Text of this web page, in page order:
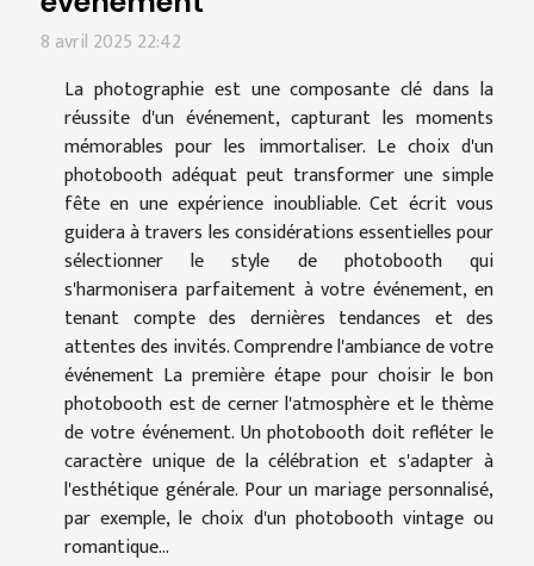
8 avril 2025 22:42
La photographie est une composante clé dans la
réussite d'un événement, capturant les moments
mémorables pour les immortaliser. Le choix d'un
photobooth adéquat peut transformer une simple
fête en une expérience inoubliable. Cet écrit vous
guidera à travers les considérations essentielles pour
sélectionner le style de photobooth qui
s'harmonisera parfaitement à votre événement, en
tenant compte des dernières tendances et des
attentes des invités. Comprendre l'ambiance de votre
événement La première étape pour choisir le bon
photobooth est de cerner l'atmosphère et le thème
de votre événement. Un photobooth doit refléter le
caractère unique de la célébration et s'adapter à
l'esthétique générale. Pour un mariage personnalisé,
par exemple, le choix d'un photobooth vintage ou
romantique...